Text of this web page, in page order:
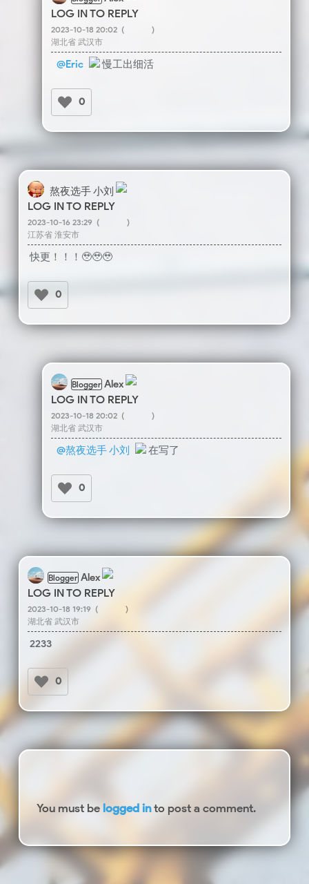
LOG IN TO REPLY
2023-10-18 20:02 (
)
湖北省 武汉市
@Eric 慢工出细活
0
熬夜选手 小刘
LOG IN TO REPLY
2023-10-16 23:29 (
)
江苏省 淮安市
快更！！！🥹🥹🥹
0
Blogger Alex
LOG IN TO REPLY
2023-10-18 20:02 (
)
湖北省 武汉市
@熬夜选手 小刘 在写了
0
Blogger Alex
LOG IN TO REPLY
2023-10-18 19:19 (
)
湖北省 武汉市
2233
0
You must be logged into post a comment.